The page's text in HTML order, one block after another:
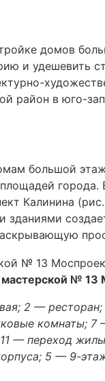
домов
и удешевить
район в юго-
большой
Калинина
№ 13
2 —
комнаты; 7
— переход
5 — 9-